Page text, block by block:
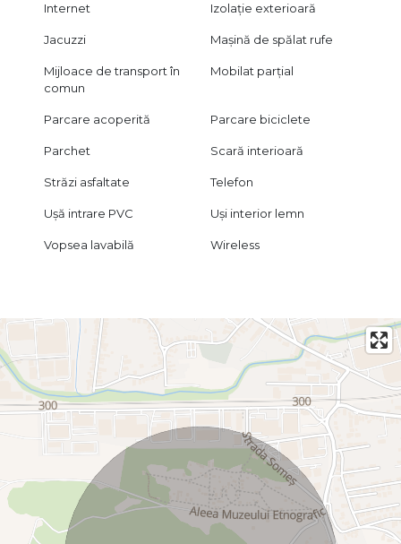
Internet Izolație exterioară
Jacuzzi Mașină de spălat rufe
Mijloace de transport în
comun
Mobilat parțial
Parcare acoperită Parcare biciclete
Parchet Scară interioară
Străzi asfaltate Telefon
Ușă intrare PVC Uși interior lemn
Vopsea lavabilă Wireless